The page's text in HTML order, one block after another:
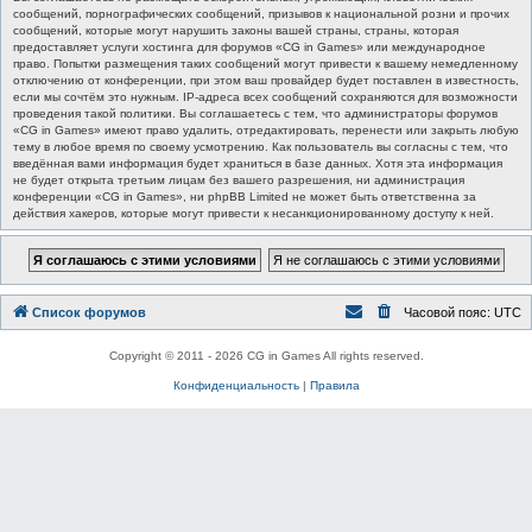
сообщений, порнографических сообщений, призывов к национальной розни и прочих
сообщений, которые могут нарушить законы вашей страны, страны, которая
предоставляет услуги хостинга для форумов «CG in Games» или международное
право. Попытки размещения таких сообщений могут привести к вашему немедленному
отключению от конференции, при этом ваш провайдер будет поставлен в известность,
если мы сочтём это нужным. IP-адреса всех сообщений сохраняются для возможности
проведения такой политики. Вы соглашаетесь с тем, что администраторы форумов
«CG in Games» имеют право удалить, отредактировать, перенести или закрыть любую
тему в любое время по своему усмотрению. Как пользователь вы согласны с тем, что
введённая вами информация будет храниться в базе данных. Хотя эта информация
не будет открыта третьим лицам без вашего разрешения, ни администрация
конференции «CG in Games», ни phpBB Limited не может быть ответственна за
действия хакеров, которые могут привести к несанкционированному доступу к ней.
Список форумов Часовой пояс: UTC
Copyright © 2011 - 2026 CG in Games All rights reserved.
Конфиденциальность| Правила